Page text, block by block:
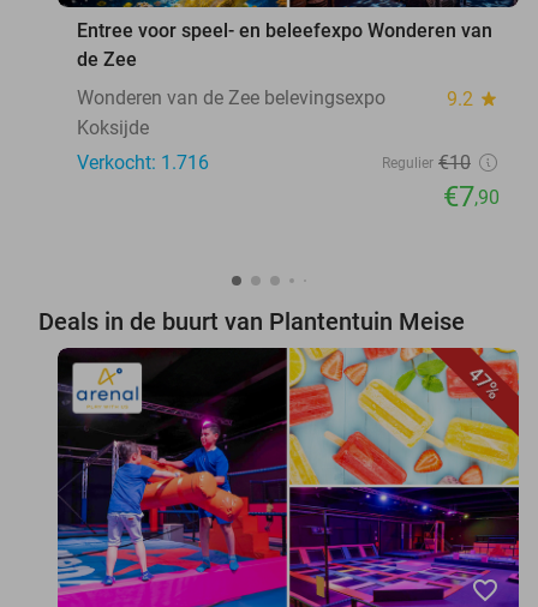
Entree voor speel- en beleefexpo Wonderen van
de Zee
Wonderen van de Zee belevingsexpo
9.2 star
Koksijde
Verkocht: 1.716
Regulier €10
€7,90
Deals in de buurt van Plantentuin Meise
47%
favorite_border